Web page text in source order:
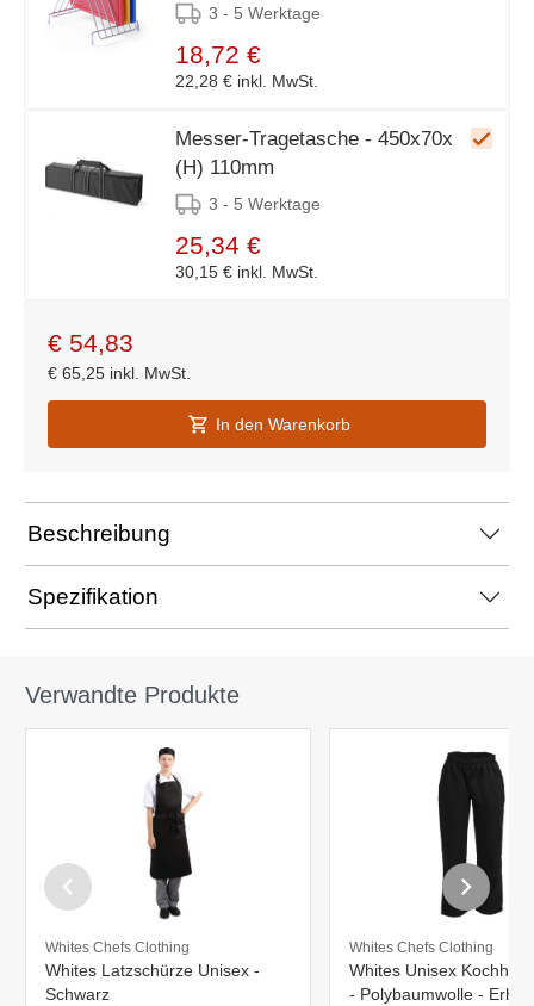
3 - 5 Werktage
18,72 €
22,28 € inkl. MwSt.
Messer-Tragetasche - 450x70x
(H) 110mm
3 - 5 Werktage
25,34 €
30,15 € inkl. MwSt.
€ 54,83
€ 65,25 inkl. MwSt.
In den Warenkorb
Beschreibung
Spezifikation
Verwandte Produkte
Whites Chefs Clothing
Whites Latzschürze Unisex -
Schwarz
Whites Chefs Clothing
Whites Unisex
- Polybaumwolle -